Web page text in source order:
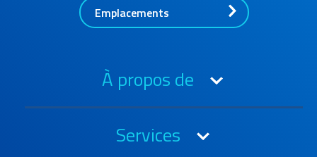
Emplacements
À propos de
A propos de l'OIA
Prix et certifications
Services